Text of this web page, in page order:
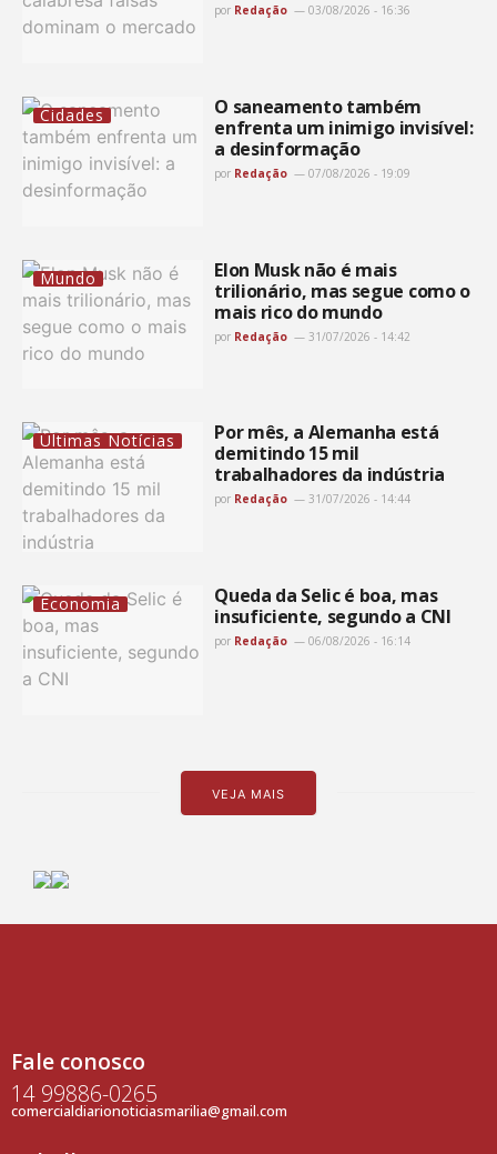
por Redação 03/08/2026 - 16:36
Cidades
O saneamento também
enfrenta um inimigo invisível:
a desinformação
por Redação 07/08/2026 - 19:09
Mundo
Elon Musk não é mais
trilionário, mas segue como o
mais rico do mundo
por Redação 31/07/2026 - 14:42
Últimas Notícias
Por mês, a Alemanha está
demitindo 15 mil
trabalhadores da indústria
por Redação 31/07/2026 - 14:44
Economia
Queda da Selic é boa, mas
insuficiente, segundo a CNI
por Redação 06/08/2026 - 16:14
VEJA MAIS
Fale conosco
14 99886-0265
comercialdiarionoticiasmarilia@gmail.com